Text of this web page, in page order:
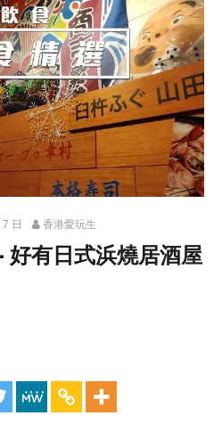
日 香港愛玩生
好有日式浜燒居酒屋